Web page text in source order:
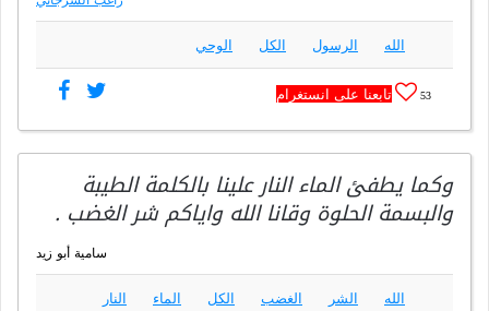
الله الرسول الكل الوحي
53 تابعنا على انستغرام
وكما يطفئ الماء النار علينا بالكلمة الطيبة
والبسمة الحلوة وقانا الله واياكم شر الغضب .
سامية أبو زيد
الله الشر الغضب الكل الماء
النار